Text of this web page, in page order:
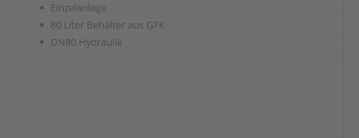
Einzelanlage
80 Liter Behälter aus GFK
DN80 Hydraulik